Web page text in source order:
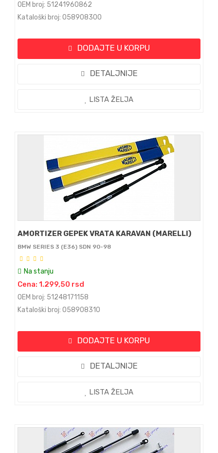
OEM broj: 51241960862
Kataloški broj: 058908300
DODAJTE U KORPU
DETALJNIJE
LISTA ŽELJA
AMORTIZER GEPEK VRATA KARAVAN (MARELLI)
BMW SERIES 3 (E36) SDN 90-98
Na stanju
Cena: 1.299,50 rsd
OEM broj: 51248171158
Kataloški broj: 058908310
DODAJTE U KORPU
DETALJNIJE
LISTA ŽELJA